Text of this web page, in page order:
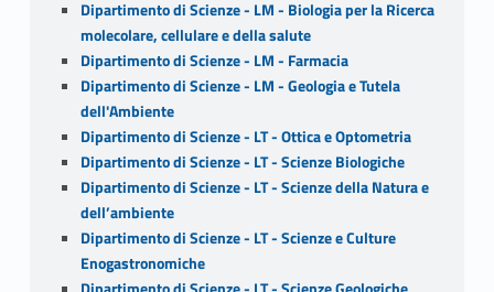
Dipartimento di Scienze - LM - Biologia per la Ricerca
molecolare, cellulare e della salute
Dipartimento di Scienze - LM - Farmacia
Dipartimento di Scienze - LM - Geologia e Tutela
dell'Ambiente
Dipartimento di Scienze - LT - Ottica e Optometria
Dipartimento di Scienze - LT - Scienze Biologiche
Dipartimento di Scienze - LT - Scienze della Natura e
dell’ambiente
Dipartimento di Scienze - LT - Scienze e Culture
Enogastronomiche